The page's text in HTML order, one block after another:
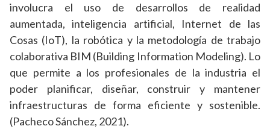
involucra el uso de desarrollos de realidad
aumentada, inteligencia artificial, Internet de las
Cosas (IoT), la robótica y la metodología de trabajo
colaborativa BIM (Building Information Modeling). Lo
que permite a los profesionales de la industria el
poder planificar, diseñar, construir y mantener
infraestructuras de forma eficiente y sostenible.
(Pacheco Sánchez, 2021).